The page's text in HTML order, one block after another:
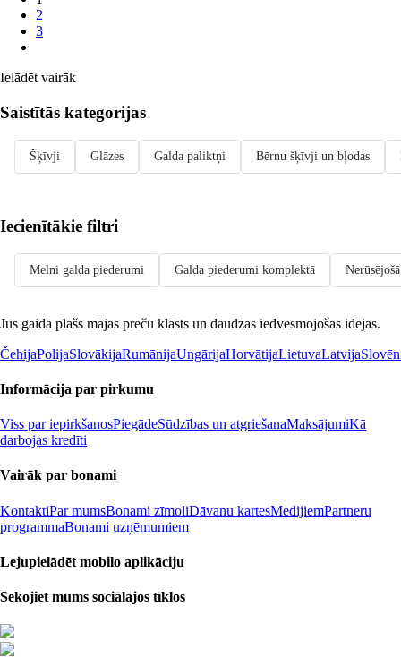
2
3
Ielādēt vairāk
Saistītās kategorijas
Šķīvji Glāzes Galda paliktņi Bērnu šķīvji un bļodas
Iecienītākie filtri
Melni galda piederumi Galda piederumi komplektā
Jūs gaida plašs mājas preču klāsts un daudzas iedvesmojošas idejas.
ČehijaPolijaSlovākijaRumānijaUngārijaHorvātijaLietuvaLatvija
Informācija par pirkumu
Viss par iepirkšanosPiegādeSūdzības un atgriešanaMaksājumiKā
darbojas kredīti
Vairāk par bonami
KontaktiPar mumsBonami zīmoliDāvanu kartesMedijiemPartneru
programmaBonami uzņēmumiem
Lejupielādēt mobilo aplikāciju
Sekojiet mums sociālajos tīklos